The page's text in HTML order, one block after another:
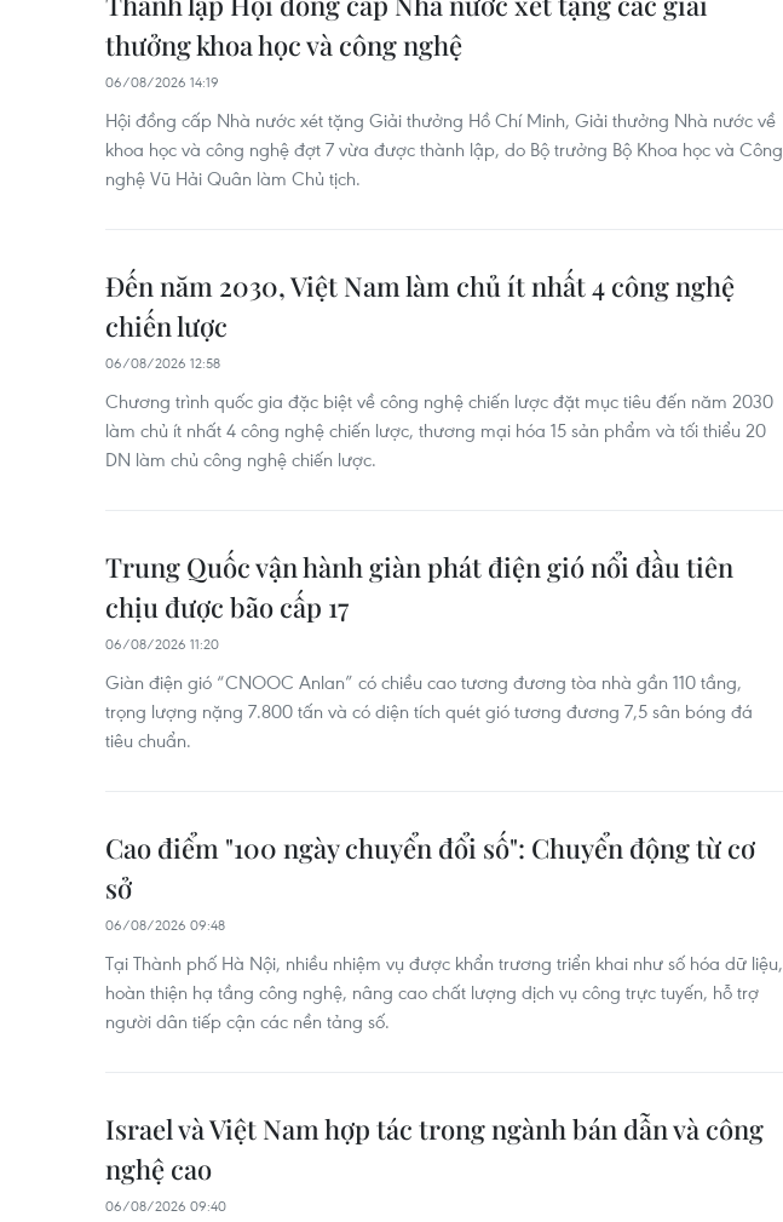
thưởng khoa học và công nghệ
06/08/2026 14:19
Hội đồng cấp Nhà nước xét tặng Giải thưởng Hồ Chí Minh, Giải thưởng Nhà nước về
khoa học và công nghệ đợt 7 vừa được thành lập, do Bộ trưởng Bộ Khoa học và Công
nghệ Vũ Hải Quân làm Chủ tịch.
Đến năm 2030, Việt Nam làm chủ ít nhất 4 công nghệ
chiến lược
06/08/2026 12:58
Chương trình quốc gia đặc biệt về công nghệ chiến lược đặt mục tiêu đến năm 2030
làm chủ ít nhất 4 công nghệ chiến lược, thương mại hóa 15 sản phẩm và tối thiểu 20
DN làm chủ công nghệ chiến lược.
Trung Quốc vận hành giàn phát điện gió nổi đầu tiên
chịu được bão cấp 17
06/08/2026 11:20
Giàn điện gió “CNOOC Anlan” có chiều cao tương đương tòa nhà gần 110 tầng,
trọng lượng nặng 7.800 tấn và có diện tích quét gió tương đương 7,5 sân bóng đá
tiêu chuẩn.
Cao điểm "100 ngày chuyển đổi số": Chuyển động từ cơ
sở
06/08/2026 09:48
Tại Thành phố Hà Nội, nhiều nhiệm vụ được khẩn trương triển khai như số hóa dữ liệu,
hoàn thiện hạ tầng công nghệ, nâng cao chất lượng dịch vụ công trực tuyến, hỗ trợ
người dân tiếp cận các nền tảng số.
Israel và Việt Nam hợp tác trong ngành bán dẫn và công
nghệ cao
06/08/2026 09:40